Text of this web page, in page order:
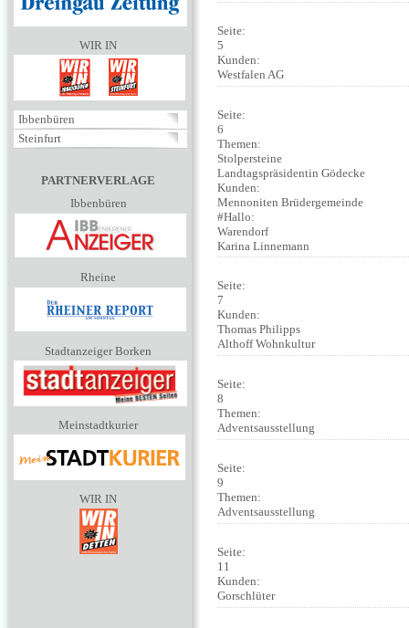
WIR IN
Ibbenbüren
Steinfurt
PARTNERVERLAGE
Ibbenbüren
Rheine
Stadtanzeiger Borken
Meinstadtkurier
WIR IN
Seite:
5
Kunden:
Westfalen AG
Seite:
6
Themen:
Stolpersteine
Landtagspräsidentin Gödecke
Kunden:
Mennoniten Brüdergemeinde
#Hallo:
Warendorf
Karina Linnemann
Seite:
7
Kunden:
Thomas Philipps
Althoff Wohnkultur
Seite:
8
Themen:
Adventsausstellung
Seite:
9
Themen:
Adventsausstellung
Seite:
11
Kunden:
Gorschlüter